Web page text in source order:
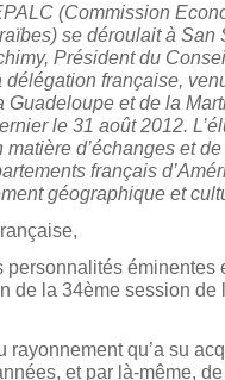
(Commission
se déroulait à San
Président du
française,
Guadeloupe et de la
le 31 août 2012.
d’échanges et
français
géographique et
personnalités éminentes
de la 34ème session de
rayonnement qu’a su
et par là-même,